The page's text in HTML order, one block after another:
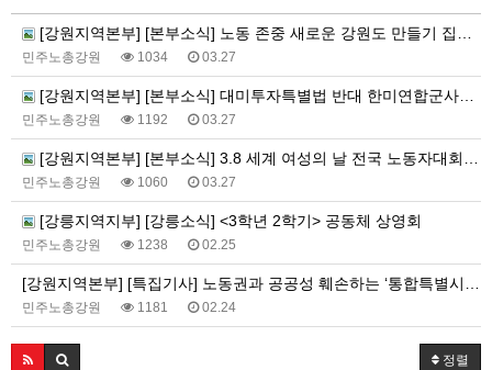
[강원지역본부] [본부소식] 노동 존중 새로운 강원도 만들기 집중 실천 보고
민주노총강원 1034 03.27
[강원지역본부] [본부소식] 대미투자특별법 반대 한미연합군사연습 중단 촉구 투쟁 보고
민주노총강원 1192 03.27
[강원지역본부] [본부소식] 3.8 세계 여성의 날 전국 노동자대회 참여
민주노총강원 1060 03.27
[강릉지역지부] [강릉소식] <3학년 2학기> 공동체 상영회
민주노총강원 1238 02.25
민주노총강원 1181 02.24
정렬